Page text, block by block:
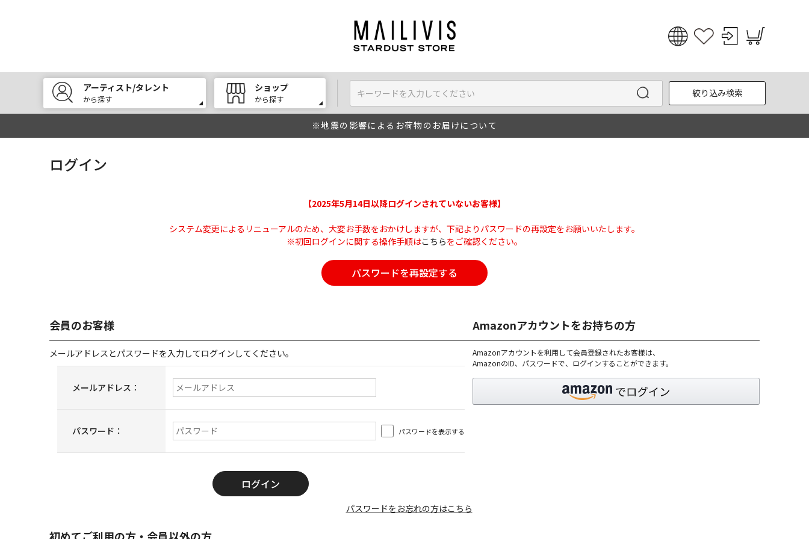
English
한국어
アーティスト/タレント
から探す
ショップ
から探す
絞り込み検索
※地震の影響によるお荷物のお届けについて
ログイン
【2025年5月14日以降ログインされていないお客様】
システム変更によるリニューアルのため、大変お手数をおかけしますが、下記よりパスワードの再設定をお願いいたします。
※初回ログインに関する操作手順はこちらをご確認ください。
パスワードを再設定する
会員のお客様
メールアドレスとパスワードを入力してログインしてください。
メールアドレス：
パスワード： パスワードを表示する
パスワードをお忘れの方はこちら
Amazonアカウントをお持ちの方
Amazonアカウントを利用して会員登録されたお客様は、
AmazonのID、パスワードで、ログインすることができます。